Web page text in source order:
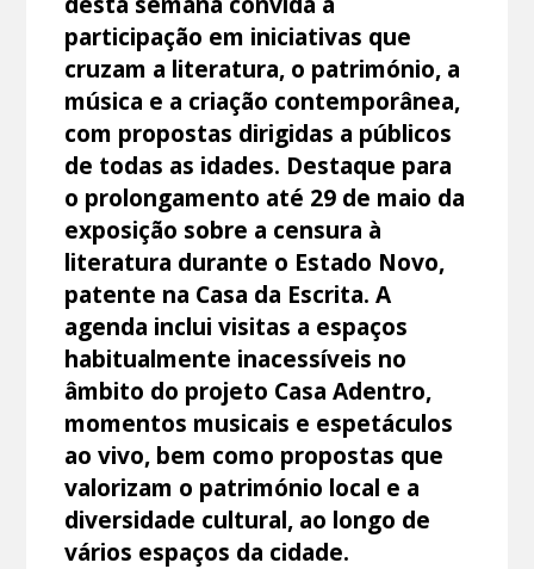
participação em iniciativas que
cruzam a literatura, o património, a
música e a criação contemporânea,
com propostas dirigidas a públicos
de todas as idades. Destaque para
o prolongamento até 29 de maio da
exposição sobre a censura à
literatura durante o Estado Novo,
patente na Casa da Escrita. A
agenda inclui visitas a espaços
habitualmente inacessíveis no
âmbito do projeto Casa Adentro,
momentos musicais e espetáculos
ao vivo, bem como propostas que
valorizam o património local e a
diversidade cultural, ao longo de
vários espaços da cidade.